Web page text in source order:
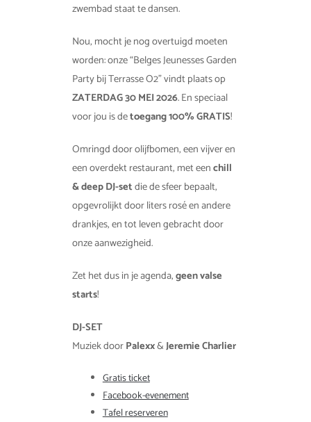
zwembad staat te dansen.
Nou, mocht je nog overtuigd moeten
worden: onze “Belges Jeunesses Garden
Party bij Terrasse O2” vindt plaats op
ZATERDAG 30 MEI 2026. En speciaal
voor jou is detoegang 100% GRATIS!
Omringd door olijfbomen, een vijver en
een overdekt restaurant, met eenchill
& deep DJ-setdie de sfeer bepaalt,
opgevrolijkt door liters rosé en andere
drankjes, en tot leven gebracht door
onze aanwezigheid.
Zet het dus in je agenda,geen valse
starts!
DJ-SET
Muziek doorPalexx&Jeremie Charlier
Gratis ticket
Facebook-evenement
Tafel reserveren